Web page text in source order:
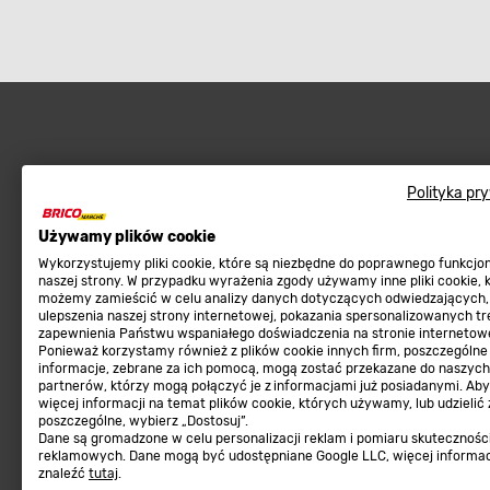
Polityka
Używamy plików cookie
Wykorzystujemy pliki cookie, które są niezbędne do poprawnego
naszej strony. W przypadku wyrażenia zgody używamy inne pliki cookie,
możemy zamieścić w celu analizy danych dotyczących odwiedzających,
ulepszenia naszej strony internetowej, pokazania spersonalizowanych
zapewnienia Państwu wspaniałego doświadczenia na stronie
Ponieważ korzystamy również z plików cookie innych firm, poszczególne
informacje, zebrane za ich pomocą, mogą zostać przekazane do naszych
partnerów, którzy mogą połączyć je z informacjami już posiadanymi.
więcej informacji na temat plików cookie, których używamy, lub udzielić
poszczególne, wybierz „Dostosuj”.
Dane są gromadzone w celu personalizacji reklam i pomiaru
reklamowych. Dane mogą być udostępniane Google LLC, więcej
znaleźć tutaj.
Meble ogrodowe
Kosiarki, kosy, podkaszarki
Narzędzia do pielęgnacji gleby
Materiały budowlane
Tarasy, ścieżki, podjazdy
Podłoża i ziemie do ogrodu
Karma dla psa
Ogród
Farby wewnętrzne białe
Sklep
Zwroty sklep
Program lojalnościowy
Aplikacja Mobilna
Strefa Marek
Zgłoś błąd
FAQ
Prawny obowiązek